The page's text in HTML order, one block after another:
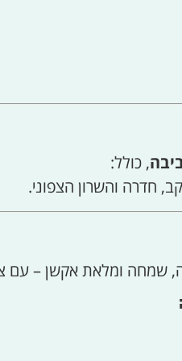
, כולל:
חדרה והשרון הצפוני.
שמחה ומלאת אקשן – עם